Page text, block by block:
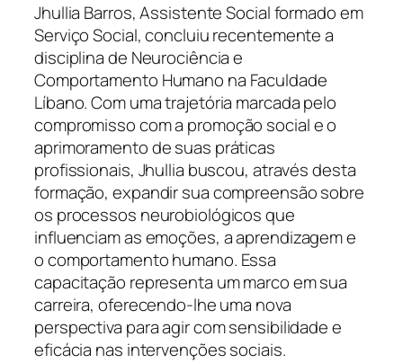
Jhullia Barros, Assistente Social formado em
Serviço Social, concluiu recentemente a
disciplina de Neurociência e
Comportamento Humano na Faculdade
Líbano. Com uma trajetória marcada pelo
compromisso com a promoção social e o
aprimoramento de suas práticas
profissionais, Jhullia buscou, através desta
formação, expandir sua compreensão sobre
os processos neurobiológicos que
influenciam as emoções, a aprendizagem e
o comportamento humano. Essa
capacitação representa um marco em sua
carreira, oferecendo-lhe uma nova
perspectiva para agir com sensibilidade e
eficácia nas intervenções sociais.